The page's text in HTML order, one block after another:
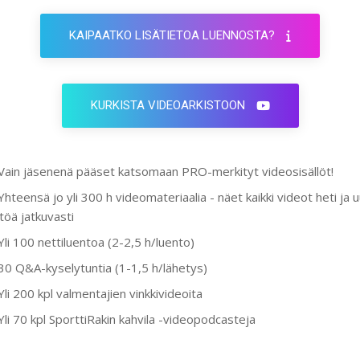
KAIPAATKO LISÄTIETOA LUENNOSTA?
KURKISTA VIDEOARKISTOON
jäsenenä pääset katsomaan PRO-merkityt videosisällöt!
jo yli 300 h videomateriaalia - näet kaikki videot heti ja
jatkuvasti
100 nettiluentoa (2-2,5 h/luento)
Q&A-kyselytuntia (1-1,5 h/lähetys)
200 kpl valmentajien vinkkivideoita
70 kpl SporttiRakin kahvila -videopodcasteja